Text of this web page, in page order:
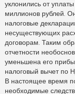
н
н
е
с
о
б
е
н
и
е
уклонились от
миллионов рублей.
налоговые
несуществующих
договорам. Таким
отчетности
уменьшена его
налоговый вычет по
В настоящее время
необходимые